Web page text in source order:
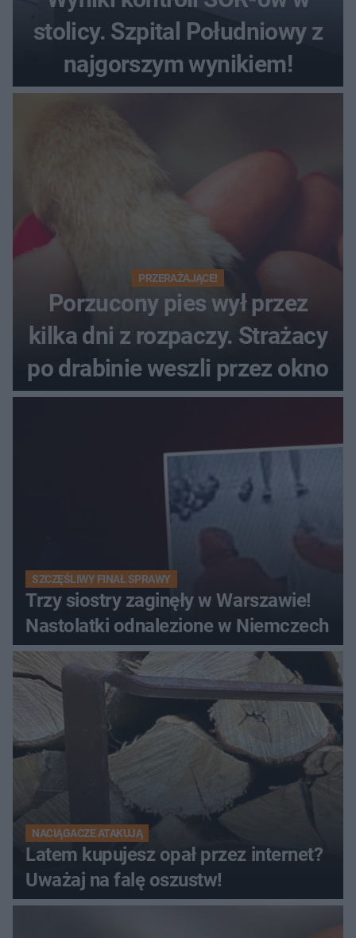
stolicy. Szpital Południowy z
najgorszym wynikiem!
PRZERAŻAJĄCE!
Porzucony pies wył przez
kilka dni z rozpaczy. Strażacy
po drabinie weszli przez okno
SZCZĘŚLIWY FINAŁ SPRAWY
Trzy siostry zaginęły w Warszawie!
Nastolatki odnalezione w Niemczech
NACIĄGACZE ATAKUJĄ
Latem kupujesz opał przez internet?
Uważaj na falę oszustw!